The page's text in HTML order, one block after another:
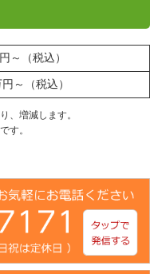
～（税込）
円～（税込）
、増減します。
す。